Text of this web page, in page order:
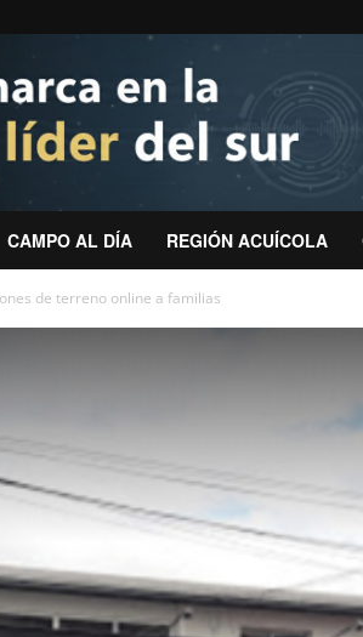
CAMPO AL DÍA REGIÓN ACUÍCOLA
de terreno online a familias